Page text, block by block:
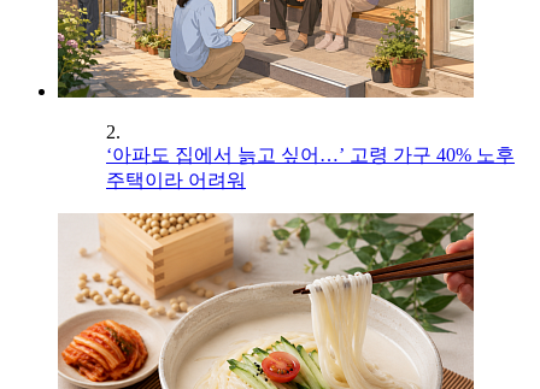
2.
‘아파도 집에서 늙고 싶어…’ 고령 가구 40% 노후
주택이라 어려워